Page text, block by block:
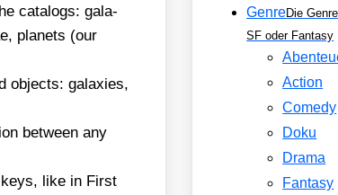
cata­logs: gala­
pla­nets (our
objects: gala­xies,
bet­ween any
like in First
GenreDie
SF oder Fantasy
Action
Comedy
Doku
Drama
Fantasy